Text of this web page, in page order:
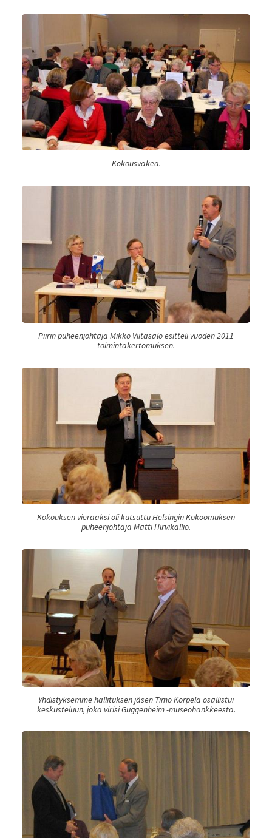
Kokousväkeä.
Piirin puheenjohtaja Mikko Viitasalo esitteli vuoden 2011
toimintakertomuksen.
Kokouksen vieraaksi oli kutsuttu Helsingin Kokoomuksen
puheenjohtaja Matti Hirvikallio.
Yhdistyksemme hallituksen jäsen Timo Korpela osallistui
keskusteluun, joka virisi Guggenheim -museohankkeesta.